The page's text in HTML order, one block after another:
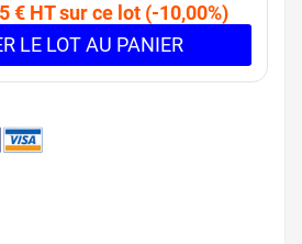
€ HT sur ce lot (-10,00%)
LE LOT AU PANIER